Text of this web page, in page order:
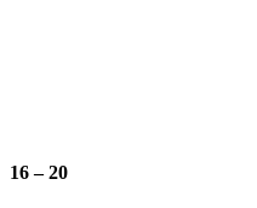
16 – 20